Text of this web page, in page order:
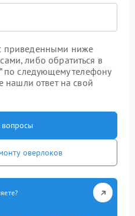
приведенными ниже
либо обратиться в
по следующему телефону
нашли ответ на свой
оверлоков